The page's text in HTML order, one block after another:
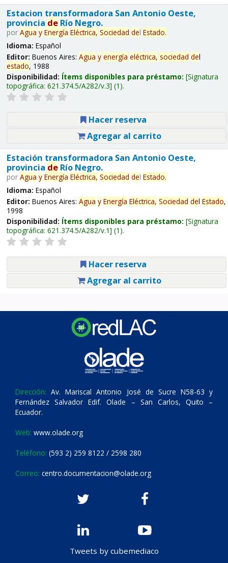
Estacion transformadora San Antonio Oeste,
provincia deRío Negro.
por Agua y Energía Eléctrica, Sociedad del Estado.
Idioma: Español
Editor: Buenos Aires: Agua y energía eléctrica, sociedad del
estado, 1988
Disponibilidad: Ítems disponibles para préstamo: Signatura
topográfica: 621.374.5/A282/v.3 (1).
Hacer reserva
Agregar al carrito
Estación transformadora San Antonio Oeste,
provincia deRío Negro.
por Agua y Energía Eléctrica, Sociedad del Estado.
Idioma: Español
Editor: Buenos Aires: Agua y Energía Eléctrica, Sociedad del Estado,
1998
Disponibilidad: Ítems disponibles para préstamo: Signatura
topográfica: 621.374.5/A282/v.1 (1).
Hacer reserva
Agregar al carrito
Dirección: Av. Mariscal Antonio José de Sucre N58-63 y
Fernández Salvador Edif. Olade – San Carlos, Quito –
Ecuador.
Web: www.olade.org
Teléfono: (593 2) 259 8122 / 2598 280
Correo: centro.documentacion@olade.org
Tweets by cubemediaco